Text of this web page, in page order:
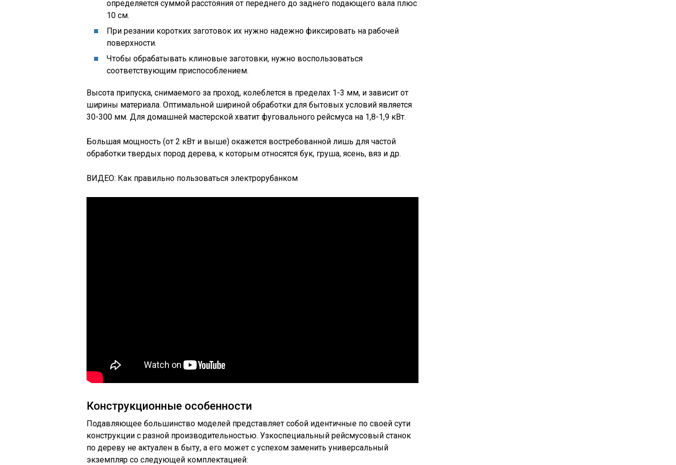
определяется суммой расстояния от переднего до заднего подающего вала плюс
10 см.
При резании коротких заготовок их нужно надежно фиксировать на рабочей
поверхности.
Чтобы обрабатывать клиновые заготовки, нужно воспользоваться
соответствующим приспособлением.
Высота припуска, снимаемого за проход, колеблется в пределах 1-3 мм, и зависит от
ширины материала. Оптимальной шириной обработки для бытовых условий является
30-300 мм. Для домашней мастерской хватит фуговального рейсмуса на 1,8-1,9 кВт.
Большая мощность (от 2 кВт и выше) окажется востребованной лишь для частой
обработки твердых пород дерева, к которым относятся бук, груша, ясень, вяз и др.
ВИДЕО: Как правильно пользоваться электрорубанком
Конструкционные особенности
Подавляющее большинство моделей представляет собой идентичные по своей сути
конструкции с разной производительностью. Узкоспециальный рейсмусовый станок
по дереву не актуален в быту, а его может с успехом заменить универсальный
экземпляр со следующей комплектацией: